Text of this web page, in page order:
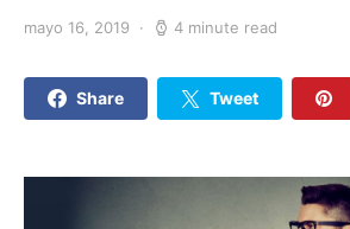
mayo 16, 2019 4 minute read
Share Tweet